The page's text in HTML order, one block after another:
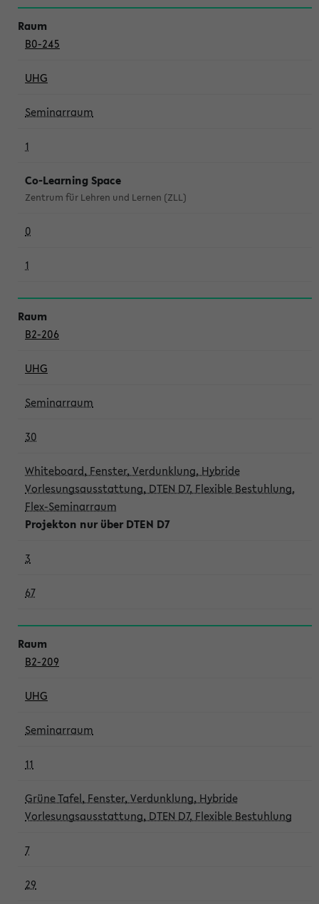
B0-245
UHG
Seminarraum
1
Co-Learning Space
Zentrum für Lehren und Lernen (ZLL)
0
1
B2-206
UHG
Seminarraum
30
Whiteboard, Fenster, Verdunklung, Hybride
Vorlesungsausstattung, DTEN D7, Flexible Bestuhlung,
Flex-Seminarraum
Projekton nur über DTEN D7
3
67
B2-209
UHG
Seminarraum
11
Grüne Tafel, Fenster, Verdunklung, Hybride
Vorlesungsausstattung, DTEN D7, Flexible Bestuhlung
7
29